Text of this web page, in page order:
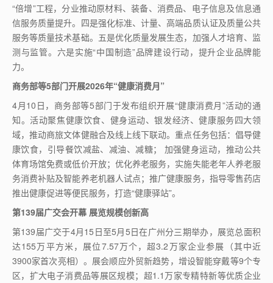
“倍增”工程，分业推动原材料、装备、消费品、电子信息及信息通
信服务质量提升。四是强化标准、计量、高端品质认证及质量公共
服务等质量技术基础。五是优化质量发展生态，加强人才培育、监
测与监管。六是实施“中国制造”品牌建设行动，提升企业品牌能
力。
商务部等5部门开展2026年“健康消费月”
4月10 日，商务部等5部门于发布组织开展“健康消费月”活动的通
知。活动聚焦健康饮食、健身运动、银发经济、健康服务四大领
域，推动商旅文体健融合及线上线下联动。重点任务包括：倡导健
康饮食，引导餐饮减盐、减油、减糖； 加强健身运动，推动公共
体育场馆免费或低价开放；优化养老服务，实施失能老年人养老服
务消费补贴及智能养老机器人试点；推广健康服务，指导零售药店
推出健康促进等便民服务，打造“健康驿站”。
第139届广交会开幕 展览规模创新高
第139届广交于4月15 日至5月5日在广州分三期举办，展览总面积
达155万平方米，展位7.57万个，超3.2 万家企业参展（其中近
3900家首次亮相）。展会顺应外贸新趋势，增设智能穿戴等9个专
区，扩大电子消费品等展区规模；超1.1 万家专精特新等优质企业